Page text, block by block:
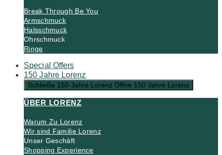
Break Through Be You
Armschmuck
Halsschmuck
Ohrschmuck
Ringe
Special Offers
150 Jahre Lorenz
Schließe 150 Jahre Lorenz Öffne 150 Jahre Lorenz
ÜBER LORENZ
Warum Zu Lorenz
Wir sind Familie Lorenz
Unser Geschäft
Shopping Experience